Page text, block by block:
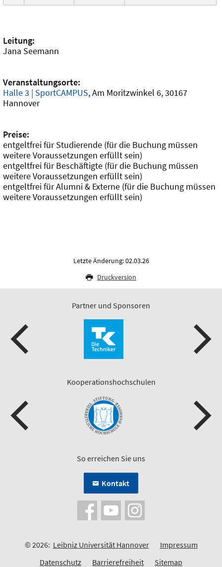
Leitung:
Jana Seemann
Veranstaltungsorte:
Halle 3 | SportCAMPUS, Am Moritzwinkel 6, 30167
Hannover
Preise:
entgeltfrei für Studierende (für die Buchung müssen
weitere Voraussetzungen erfüllt sein)
entgeltfrei für Beschäftigte (für die Buchung müssen
weitere Voraussetzungen erfüllt sein)
entgeltfrei für Alumni & Externe (für die Buchung müssen
weitere Voraussetzungen erfüllt sein)
Letzte Änderung: 02.03.26
Druckversion
Partner und Sponsoren
Kooperationshochschulen
So erreichen Sie uns
Kontakt
© 2026: Leibniz Universität Hannover
Impressum
Datenschutz
Barrierefreiheit Sitemap